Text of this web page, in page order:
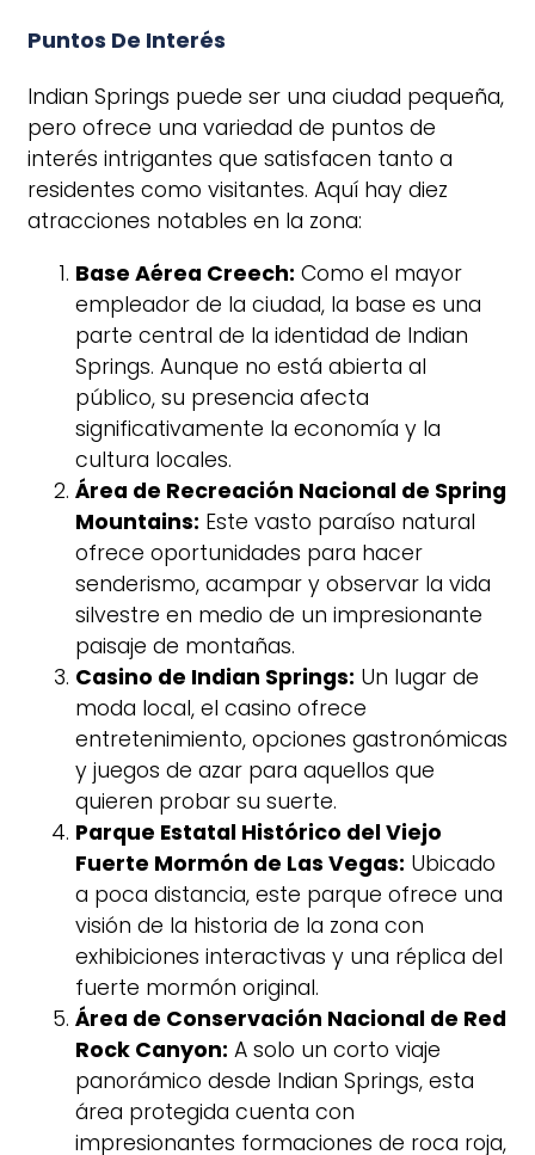
Puntos De Interés
Indian Springs puede ser una ciudad pequeña,
pero ofrece una variedad de puntos de
interés intrigantes que satisfacen tanto a
residentes como visitantes. Aquí hay diez
atracciones notables en la zona:
Base Aérea Creech: Como el mayor
empleador de la ciudad, la base es una
parte central de la identidad de Indian
Springs. Aunque no está abierta al
público, su presencia afecta
significativamente la economía y la
cultura locales.
Área de Recreación Nacional de Spring
Mountains: Este vasto paraíso natural
ofrece oportunidades para hacer
senderismo, acampar y observar la vida
silvestre en medio de un impresionante
paisaje de montañas.
Casino de Indian Springs: Un lugar de
moda local, el casino ofrece
entretenimiento, opciones gastronómicas
y juegos de azar para aquellos que
quieren probar su suerte.
Parque Estatal Histórico del Viejo
Fuerte Mormón de Las Vegas: Ubicado
a poca distancia, este parque ofrece una
visión de la historia de la zona con
exhibiciones interactivas y una réplica del
fuerte mormón original.
Área de Conservación Nacional de Red
Rock Canyon: A solo un corto viaje
panorámico desde Indian Springs, esta
área protegida cuenta con
impresionantes formaciones de roca roja,